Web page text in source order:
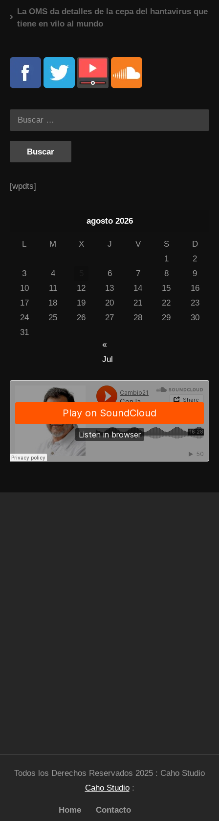
La OMS da detalles de la cepa del hantavirus que
tiene en vilo al mundo
[wpdts]
agosto 2026
L M X J V S
D
1
2
3
4 6 7 8
9
10
11 12 13 14 15
16
17
18 19 20 21 22
23
24
25 26 27 28 29
30
31
«
Jul
Todos los Derechos Reservados 2025 : Caho Studio
Caho Studio:
Home Contacto